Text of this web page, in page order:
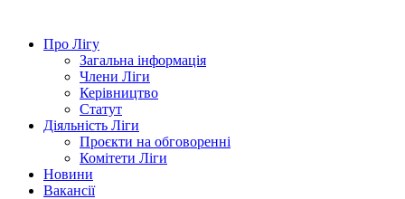
Про Лігу
Загальна інформація
Члени Ліги
Керівництво
Статут
Діяльність Ліги
Проєкти на обговоренні
Комітети Ліги
Новини
Вакансії